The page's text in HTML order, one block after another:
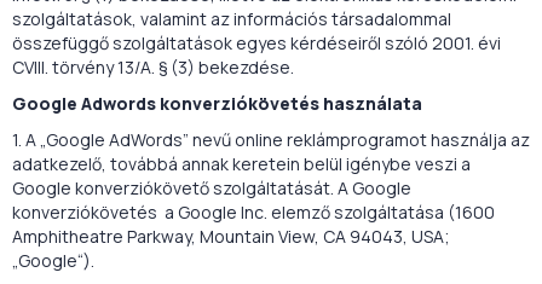
szolgáltatások, valamint az információs társadalommal
összefüggő szolgáltatások egyes kérdéseiről szóló 2001. évi
CVIII. törvény 13/A. § (3) bekezdése.
Google Adwords konverziókövetés használata
1. A „Google AdWords” nevű online reklámprogramot használja az
adatkezelő, továbbá annak keretein belül igénybe veszi a
Google konverziókövető szolgáltatását. A Google
konverziókövetés a Google Inc. elemző szolgáltatása (1600
Amphitheatre Parkway, Mountain View, CA 94043, USA;
„Google“).